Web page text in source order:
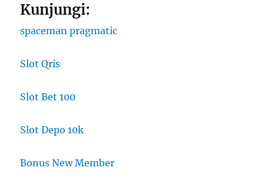
Kunjungi:
spaceman pragmatic
Slot Qris
Slot Bet 100
Slot Depo 10k
Bonus New Member